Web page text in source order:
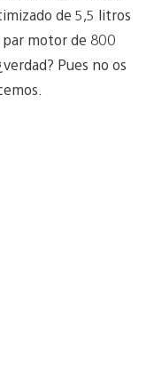
de 5,5 litros
par motor de 800
Pues no os